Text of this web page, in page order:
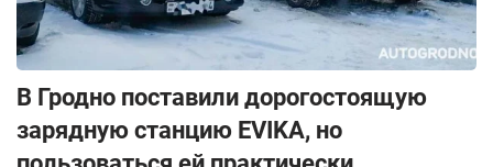
В Гродно поставили дорогостоящую
зарядную станцию EVIKA, но